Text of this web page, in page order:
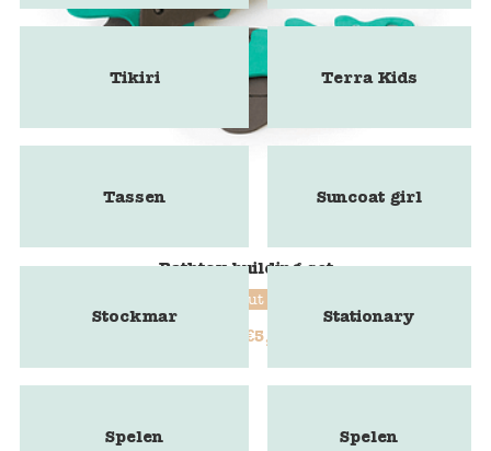
Bathtoy building set
Quut
€5,50
Tikiri Terra Kids
Tassen Suncoat girl
Stockmar Stationary
Spelen Spelen